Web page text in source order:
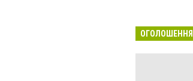
ОГОЛОШЕННЯ